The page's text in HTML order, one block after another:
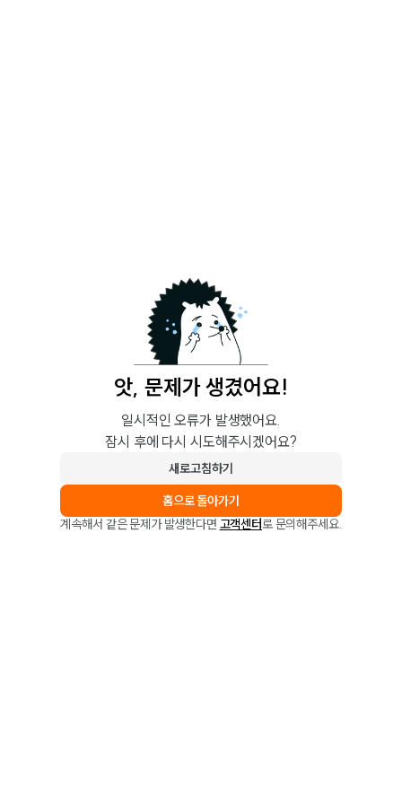
앗, 문제가 생겼어요!
일시적인 오류가 발생했어요.
잠시 후에 다시 시도해주시겠어요?
새로고침하기
홈으로 돌아가기
계속해서 같은 문제가 발생한다면 고객센터로 문의해주세요.